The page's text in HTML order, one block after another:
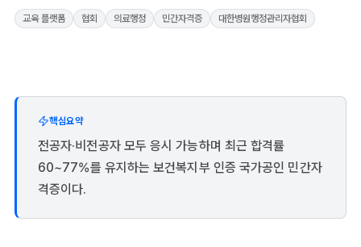
교육 플랫폼 협회 의료행정 민간자격증 대한병원행정관리자협회
핵심요약
전공자·비전공자 모두 응시 가능하며 최근 합격률
60~77%를 유지하는 보건복지부 인증 국가공인 민간자
격증이다.